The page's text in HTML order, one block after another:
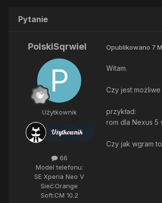
Pytanie
PolskiSqrwiel
Użytkownik
66
Model telefonu:
SE Xperia Neo V
Sieć:Orange
Soft:CM 10.2
Opublikowano 7
Witam.
Czy jest
przykład:
rom dla Nexus 5
Czy jak wgram